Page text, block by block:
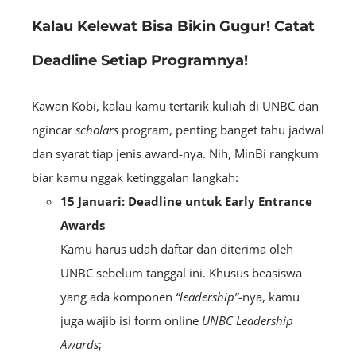
Kalau Kelewat Bisa Bikin Gugur! Catat
Deadline Setiap Programnya!
Kawan Kobi, kalau kamu tertarik kuliah di UNBC dan
ngincar scholars program, penting banget tahu jadwal
dan syarat tiap jenis award-nya. Nih, MinBi rangkum
biar kamu nggak ketinggalan langkah:
15 Januari: Deadline untuk Early Entrance
Awards
Kamu harus udah daftar dan diterima oleh
UNBC sebelum tanggal ini. Khusus beasiswa
yang ada komponen “leadership”-nya, kamu
juga wajib isi form online UNBC Leadership
Awards;